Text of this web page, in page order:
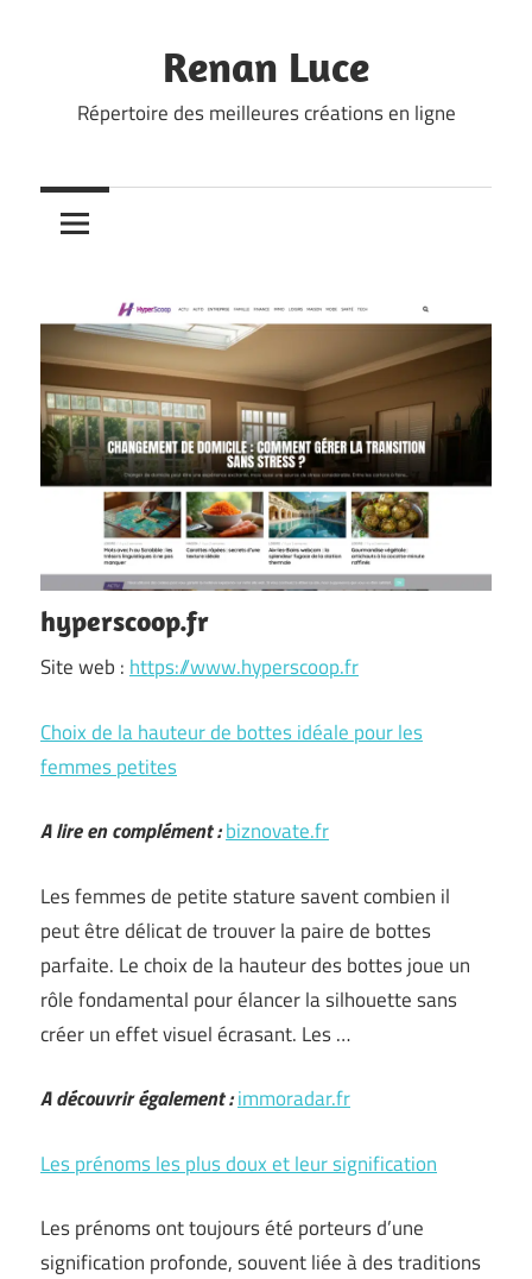
Renan Luce
Répertoire des meilleures créations en ligne
hyperscoop.fr
Site web : https://www.hyperscoop.fr
Choix de la hauteur de bottes idéale pour les
femmes petites
A lire en complément :biznovate.fr
Les femmes de petite stature savent combien il
peut être délicat de trouver la paire de bottes
parfaite. Le choix de la hauteur des bottes joue un
rôle fondamental pour élancer la silhouette sans
créer un effet visuel écrasant. Les …
A découvrir également :immoradar.fr
Les prénoms les plus doux et leur signification
Les prénoms ont toujours été porteurs d’une
signification profonde, souvent liée à des traditions